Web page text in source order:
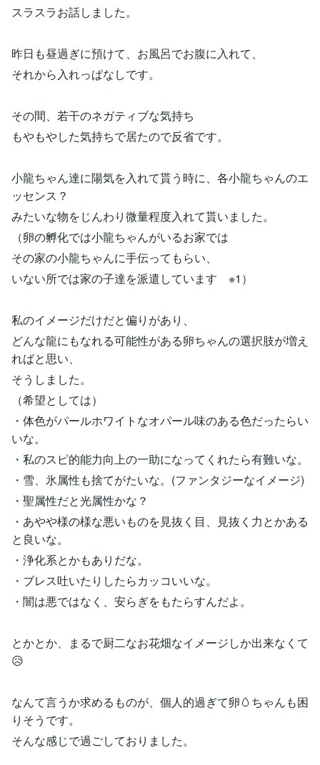
スラスラお話しました。
昨日も昼過ぎに預けて、お風呂でお腹に入れて、
それから入れっぱなしです。
その間、若干のネガティブな気持ち
もやもやした気持ちで居たので反省です。
小龍ちゃん達に陽気を入れて貰う時に、各小龍ちゃんのエ
ッセンス？
みたいな物をじんわり微量程度入れて貰いました。
（卵の孵化では小龍ちゃんがいるお家では
その家の小龍ちゃんに手伝ってもらい、
いない所では家の子達を派遣しています ※1）
私のイメージだけだと偏りがあり、
どんな龍にもなれる可能性がある卵ちゃんの選択肢が増え
ればと思い、
そうしました。
（希望としては）
・体色がパールホワイトなオパール味のある色だったらい
いな。
・私のスピ的能力向上の一助になってくれたら有難いな。
・雪、氷属性も捨てがたいな。(ファンタジーなイメージ)
・聖属性だと光属性かな？
・あやや様の様な悪いものを見抜く目、見抜く力とかある
と良いな。
・浄化系とかもありだな。
・ブレス吐いたりしたらカッコいいな。
・闇は悪ではなく、安らぎをもたらすんだよ。
とかとか、まるで厨二なお花畑なイメージしか出来なくて
😥
なんて言うか求めるものが、個人的過ぎて卵🥚ちゃんも困
りそうです。
そんな感じで過ごしておりました。